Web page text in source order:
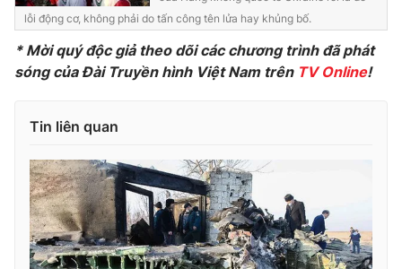
Ðiện thoại Thời báo VTV:
Email:toasoan@vtv.vn
Liên hệ quảng cáo:024-7300.7108
lỗi động cơ, không phải do tấn công tên lửa hay khủng bố.
*Mời quý độc giả theo dõi các chương trình đã phát
sóng của Đài Truyền hình Việt Nam trên TV Online!
Tin liên quan